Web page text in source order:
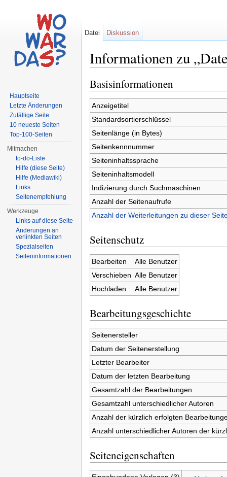
Informationen zu
Basisinformationen
Anzeigetitel
Standardsortierschlüssel
Seitenlänge (in Bytes)
Seitenkennnummer
Seiteninhaltssprache
Seiteninhaltsmodell
Indizierung durch Suchmaschinen
Anzahl der Seitenaufrufe
Anzahl der Weiterleitungen zu dieser
Seitenschutz
Bearbeiten
Alle Benutzer
Verschieben Alle Benutzer
Hochladen
Alle Benutzer
Bearbeitungsgeschichte
Seitenersteller
Datum der Seitenerstellung
Letzter Bearbeiter
Datum der letzten Bearbeitung
Gesamtzahl der Bearbeitungen
Gesamtzahl unterschiedlicher Autoren
Anzahl der kürzlich erfolgten
Anzahl unterschiedlicher Autoren der
Seiteneigenschaften
Datei Diskussion
Hauptseite
Letzte Änderungen
Zufällige Seite
10 neueste Seiten
Top-100-Seiten
Mitmachen
to-do-Liste
Hilfe (diese Seite)
Hilfe (Mediawiki)
Links
Seitenempfehlung
Werkzeuge
Links auf diese Seite
Änderungen an
verlinkten Seiten
Spezialseiten
Seiteninformationen